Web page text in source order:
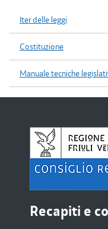
Iter delle leggi
Costituzione
Manuale tecniche
Recapiti e